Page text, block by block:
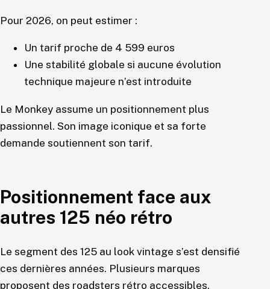
Pour 2026, on peut estimer :
Un tarif proche de 4 599 euros
Une stabilité globale si aucune évolution
technique majeure n’est introduite
Le Monkey assume un positionnement plus
passionnel. Son image iconique et sa forte
demande soutiennent son tarif.
Positionnement face aux
autres 125 néo rétro
Le segment des 125 au look vintage s’est densifié
ces dernières années. Plusieurs marques
proposent des roadsters rétro accessibles.